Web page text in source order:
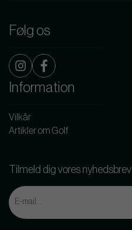
Følg os
Information
Vilkår
Artikler om Golf
Tilmeld dig vores nyhedsbrev